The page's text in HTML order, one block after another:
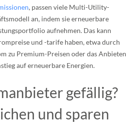
, passen viele Multi-Utility-
an, indem sie erneuerbare
aufnehmen. Das kann
und -tarife haben, etwa durch
zu Premium-Preisen oder das Anbieten
auf erneuerbare Energien.
gefällig?
und sparen